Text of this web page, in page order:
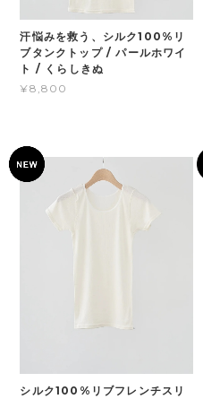
汗悩みを救う、シルク100%リ
ブタンクトップ / パールホワイ
ト / くらしきぬ
¥8,800
シルク100%リブフレンチスリ